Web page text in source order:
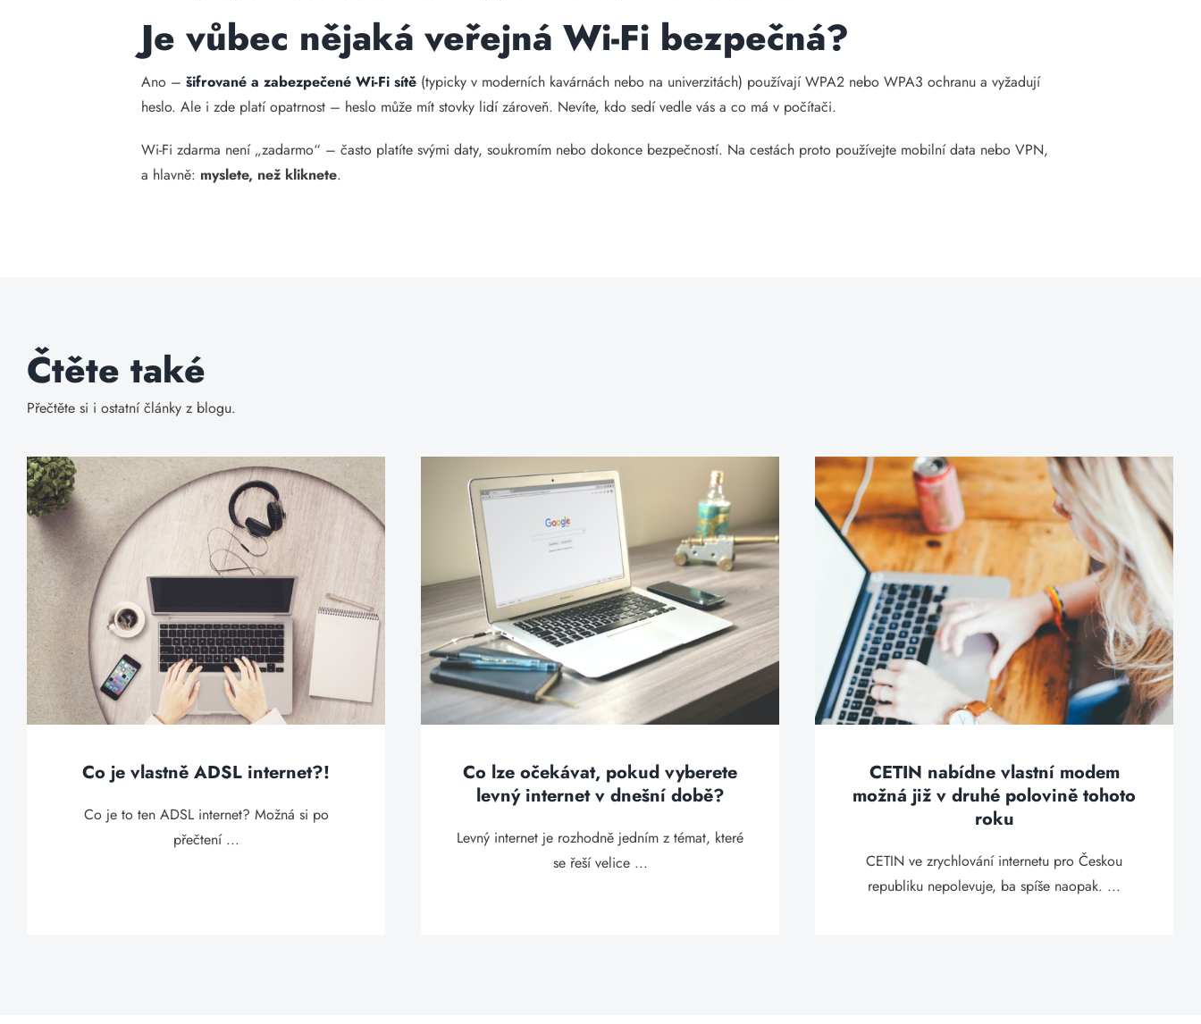
Je vůbec nějaká veřejná Wi-Fi bezpečná?
Ano –šifrované a zabezpečené Wi-Fi sítě (typicky v moderních kavárnách nebo na univerzitách) používají WPA2 nebo WPA3 ochranu a vyžadují
heslo. Ale i zde platí opatrnost – heslo může mít stovky lidí zároveň. Nevíte, kdo sedí vedle vás a co má v počítači.
Wi-Fi zdarma není „zadarmo“ – často platíte svými daty, soukromím nebo dokonce bezpečností. Na cestách proto používejte mobilní data nebo VPN,
a hlavně: myslete, než kliknete.
Čtěte také
Přečtěte si i ostatní články z blogu.
Co je vlastně ADSL internet?!
Co je to ten ADSL internet? Možná si po
přečtení ...
Co lze očekávat, pokud vyberete
levný internet v dnešní době?
Levný internet je rozhodně jedním z témat, které
se řeší velice ...
CETIN nabídne vlastní modem
možná již v druhé polovině tohoto
roku
CETIN ve zrychlování internetu pro Českou
republiku nepolevuje, ba spíše naopak. ...